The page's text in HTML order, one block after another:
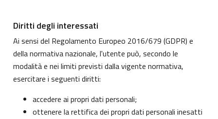
Diritti degli interessati
Ai sensi del Regolamento Europeo 2016/679 (GDPR) e
della normativa nazionale, l'utente può, secondo le
modalità e nei limiti previsti dalla vigente normativa,
esercitare i seguenti diritti:
accedere ai propri dati personali;
ottenere la rettifica dei propri dati personali inesatti